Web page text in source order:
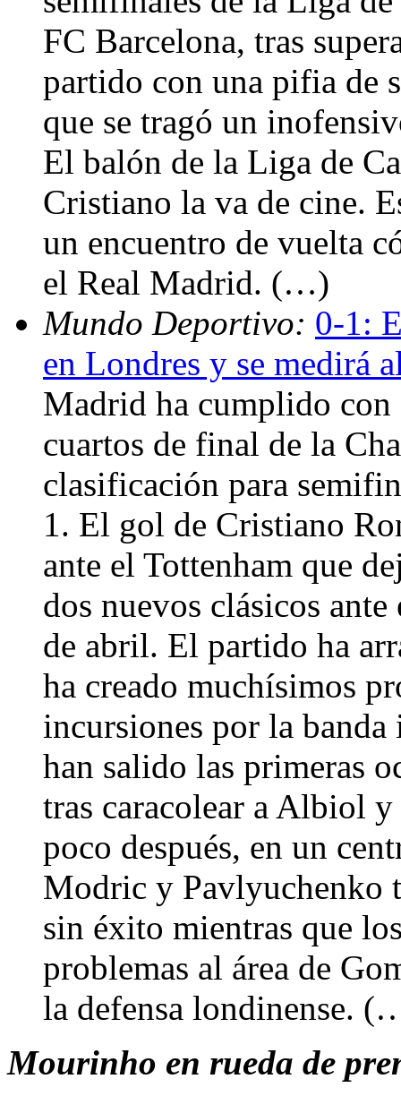
FC Barcelona, tras
partido con una pifia de
que se tragó un
El balón de la Liga de
Cristiano la va de cine.
un encuentro de vuelta
el Real Madrid. (…)
Mundo Deportivo: 0-1:
en Londres y se medirá
Madrid ha cumplido
cuartos de final de la
clasificación para
1. El gol de Cristiano
ante el Tottenham que
dos nuevos clásicos
de abril. El partido ha
ha creado muchísimos
incursiones por la banda
han salido las primeras
tras caracolear a Albiol y
poco después, en un
Modric y Pavlyuchenko
sin éxito mientras que
problemas al área de
la defensa londinense.
Mourinho en rueda de